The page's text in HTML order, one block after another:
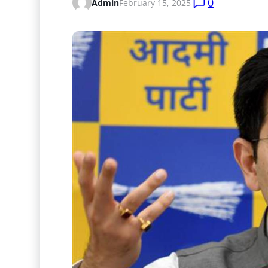
AdminFebruary 15, 2025